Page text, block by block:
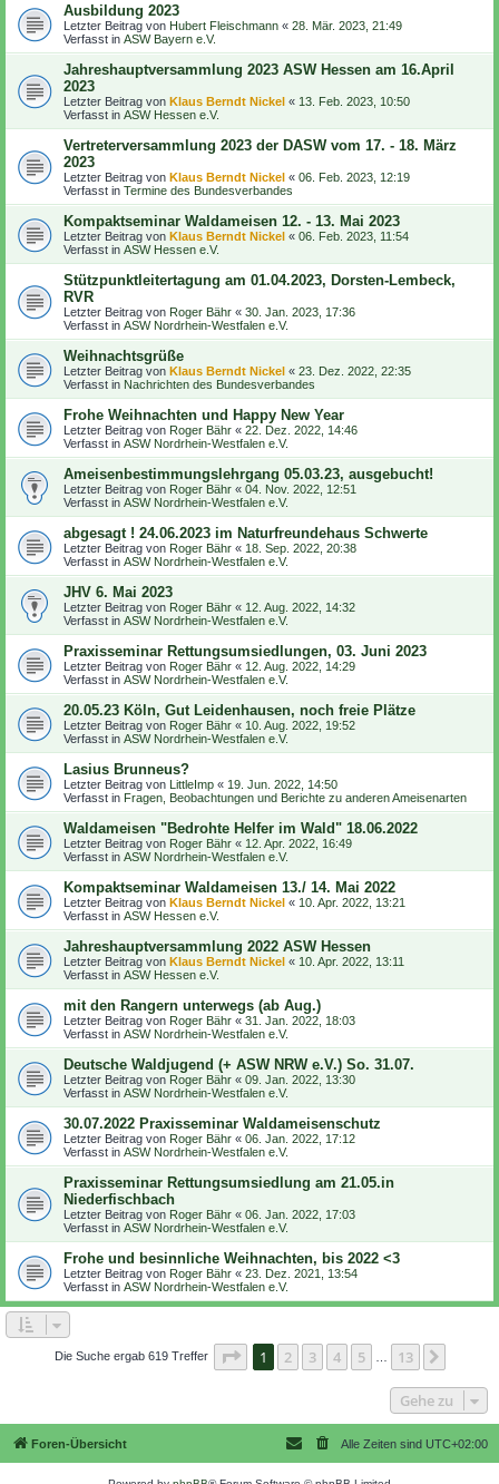
Ausbildung 2023
Letzter Beitrag von Hubert Fleischmann « 28. Mär. 2023, 21:49
Verfasst in ASW Bayern e.V.
Jahreshauptversammlung 2023 ASW Hessen am 16.April
2023
Letzter Beitrag von Klaus Berndt Nickel « 13. Feb. 2023, 10:50
Verfasst in ASW Hessen e.V.
Vertreterversammlung 2023 der DASW vom 17. - 18. März
2023
Letzter Beitrag von Klaus Berndt Nickel « 06. Feb. 2023, 12:19
Verfasst in Termine des Bundesverbandes
Kompaktseminar Waldameisen 12. - 13. Mai 2023
Letzter Beitrag von Klaus Berndt Nickel « 06. Feb. 2023, 11:54
Verfasst in ASW Hessen e.V.
Stützpunktleitertagung am 01.04.2023, Dorsten-Lembeck,
RVR
Letzter Beitrag von Roger Bähr « 30. Jan. 2023, 17:36
Verfasst in ASW Nordrhein-Westfalen e.V.
Weihnachtsgrüße
Letzter Beitrag von Klaus Berndt Nickel « 23. Dez. 2022, 22:35
Verfasst in Nachrichten des Bundesverbandes
Frohe Weihnachten und Happy New Year
Letzter Beitrag von Roger Bähr « 22. Dez. 2022, 14:46
Verfasst in ASW Nordrhein-Westfalen e.V.
Ameisenbestimmungslehrgang 05.03.23, ausgebucht!
Letzter Beitrag von Roger Bähr « 04. Nov. 2022, 12:51
Verfasst in ASW Nordrhein-Westfalen e.V.
abgesagt ! 24.06.2023 im Naturfreundehaus Schwerte
Letzter Beitrag von Roger Bähr « 18. Sep. 2022, 20:38
Verfasst in ASW Nordrhein-Westfalen e.V.
JHV 6. Mai 2023
Letzter Beitrag von Roger Bähr « 12. Aug. 2022, 14:32
Verfasst in ASW Nordrhein-Westfalen e.V.
Praxisseminar Rettungsumsiedlungen, 03. Juni 2023
Letzter Beitrag von Roger Bähr « 12. Aug. 2022, 14:29
Verfasst in ASW Nordrhein-Westfalen e.V.
20.05.23 Köln, Gut Leidenhausen, noch freie Plätze
Letzter Beitrag von Roger Bähr « 10. Aug. 2022, 19:52
Verfasst in ASW Nordrhein-Westfalen e.V.
Lasius Brunneus?
Letzter Beitrag von LittleImp « 19. Jun. 2022, 14:50
Verfasst in Fragen, Beobachtungen und Berichte zu anderen Ameisenarten
Waldameisen "Bedrohte Helfer im Wald" 18.06.2022
Letzter Beitrag von Roger Bähr « 12. Apr. 2022, 16:49
Verfasst in ASW Nordrhein-Westfalen e.V.
Kompaktseminar Waldameisen 13./ 14. Mai 2022
Letzter Beitrag von Klaus Berndt Nickel « 10. Apr. 2022, 13:21
Verfasst in ASW Hessen e.V.
Jahreshauptversammlung 2022 ASW Hessen
Letzter Beitrag von Klaus Berndt Nickel « 10. Apr. 2022, 13:11
Verfasst in ASW Hessen e.V.
mit den Rangern unterwegs (ab Aug.)
Letzter Beitrag von Roger Bähr « 31. Jan. 2022, 18:03
Verfasst in ASW Nordrhein-Westfalen e.V.
Deutsche Waldjugend (+ ASW NRW e.V.) So. 31.07.
Letzter Beitrag von Roger Bähr « 09. Jan. 2022, 13:30
Verfasst in ASW Nordrhein-Westfalen e.V.
30.07.2022 Praxisseminar Waldameisenschutz
Letzter Beitrag von Roger Bähr « 06. Jan. 2022, 17:12
Verfasst in ASW Nordrhein-Westfalen e.V.
Praxisseminar Rettungsumsiedlung am 21.05.in
Niederfischbach
Letzter Beitrag von Roger Bähr « 06. Jan. 2022, 17:03
Verfasst in ASW Nordrhein-Westfalen e.V.
Frohe und besinnliche Weihnachten, bis 2022 <3
Letzter Beitrag von Roger Bähr « 23. Dez. 2021, 13:54
Verfasst in ASW Nordrhein-Westfalen e.V.
Die Suche ergab 619 Treffer Seite 1von 13
1 2 3 4 5 13
Gehe zu
Foren-Übersicht Alle Zeiten sind UTC+02:00